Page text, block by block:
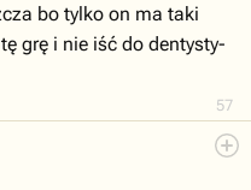
57
bo tylko on ma taki
grę i nie iść do dentysty-